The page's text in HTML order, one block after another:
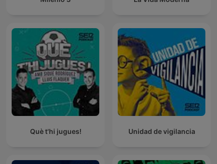
Què t'hi jugues! Unidad de vigilancia